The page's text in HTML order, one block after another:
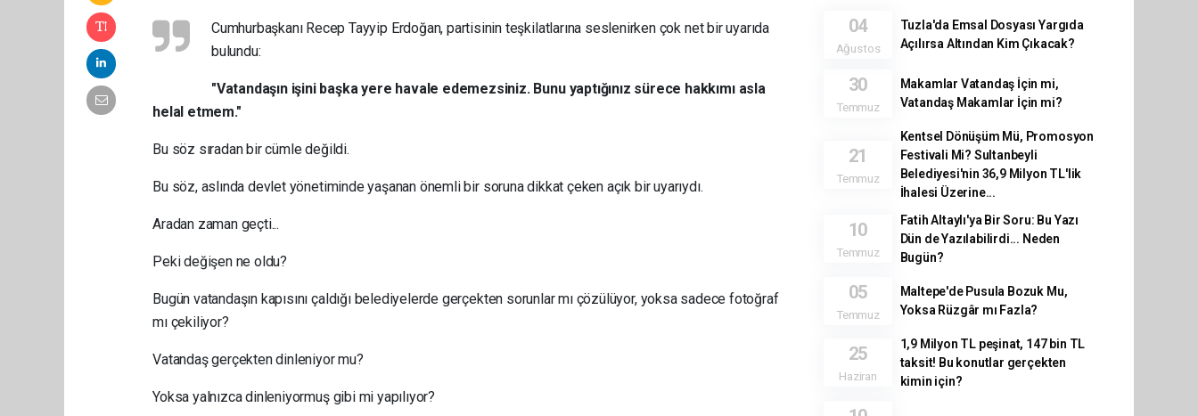
Cumhurbaşkanı Recep Tayyip Erdoğan, partisinin teşkilatlarına seslenirken çok net bir uyarıda
bulundu:
"Vatandaşın işini başka yere havale edemezsiniz. Bunu yaptığınız sürece hakkımı asla
helal etmem."
Bu söz sıradan bir cümle değildi.
Bu söz, aslında devlet yönetiminde yaşanan önemli bir soruna dikkat çeken açık bir uyarıydı.
Aradan zaman geçti...
Peki değişen ne oldu?
Bugün vatandaşın kapısını çaldığı belediyelerde gerçekten sorunlar mı çözülüyor, yoksa sadece fotoğraf
mı çekiliyor?
Vatandaş gerçekten dinleniyor mu?
Yoksa yalnızca dinleniyormuş gibi mi yapılıyor?
04
Ağustos
Tuzla'da Emsal Dosyası Yargıda
Açılırsa Altından Kim Çıkacak?
30
Temmuz
Makamlar Vatandaş İçin mi,
Vatandaş Makamlar İçin mi?
21
Temmuz
Kentsel Dönüşüm Mü, Promosyon
Festivali Mi? Sultanbeyli
Belediyesi'nin 36,9 Milyon TL'lik
İhalesi Üzerine...
10
Temmuz
Fatih Altaylı'ya Bir Soru: Bu Yazı
Dün de Yazılabilirdi... Neden
Bugün?
05
Temmuz
Maltepe'de Pusula Bozuk Mu,
Yoksa Rüzgâr mı Fazla?
25
Haziran
1,9 Milyon TL peşinat, 147 bin TL
taksit! Bu konutlar gerçekten
kimin için?